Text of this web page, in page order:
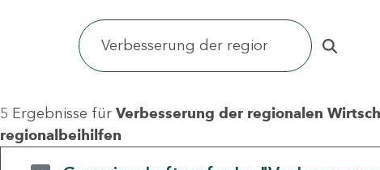
5 Ergebnisse für Verbesserung der regionalen
regionalbeihilfen